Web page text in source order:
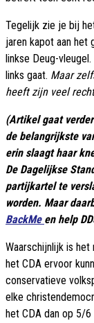
Tegelijk zie je bij
jaren kapot aan het
linkse Deug-
links gaat. Maar
heeft zijn veel
(Artikel gaat
de belangrijkste
erin slaagt haar
De Dagelijkse
partijkartel te
worden. Maar
BackMe en help
Waarschijnlijk is het
het CDA ervoor
conservatieve
elke
het CDA dan op 5/